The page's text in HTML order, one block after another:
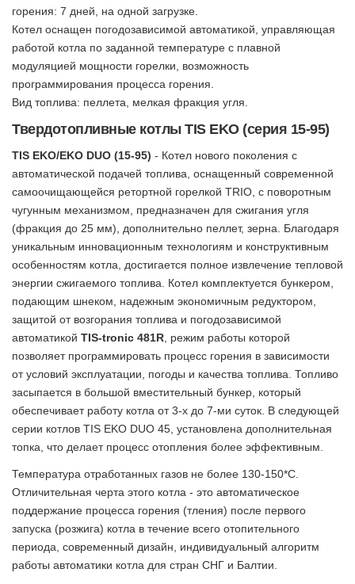
горения: 7 дней, на одной загрузке.
Котел оснащен погодозависимой автоматикой, управляющая
работой котла по заданной температуре с плавной
модуляцией мощности горелки, возможность
программирования процесса горения.
Вид топлива: пеллета, мелкая фракция угля.
Твердотопливные котлы TIS EKO (серия 15-95)
TIS EKO/EKO DUO (15-95) - Котел нового поколения с
автоматической подачей топлива, оснащенный современной
самоочищающейся ретортной горелкой TRIO, с поворотным
чугунным механизмом, предназначен для сжигания угля
(фракция до 25 мм), дополнительно пеллет, зерна. Благодаря
уникальным инновационным технологиям и конструктивным
особенностям котла, достигается полное извлечение тепловой
энергии сжигаемого топлива. Котел комплектуется бункером,
подающим шнеком, надежным экономичным редуктором,
защитой от возгорания топлива и погодозависимой
автоматикой TIS-tronic 481R , режим работы которой
позволяет программировать процесс горения в зависимости
от условий эксплуатации, погоды и качества топлива. Топливо
засыпается в большой вместительный бункер, который
обеспечивает работу котла от 3-х до 7-ми суток. В следующей
серии котлов TIS EKO DUO 45, установлена дополнительная
топка, что делает процесс отопления более эффективным.
Температура отработанных газов не более 130-150*С.
Отличительная черта этого котла - это автоматическое
поддержание процесса горения (тления) после первого
запуска (розжига) котла в течение всего отопительного
периода, современный дизайн, индивидуальный алгоритм
работы автоматики котла для стран СНГ и Балтии.